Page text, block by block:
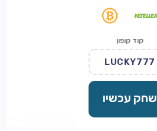
קוד קופון
LUCKY777
שחק עכשיו